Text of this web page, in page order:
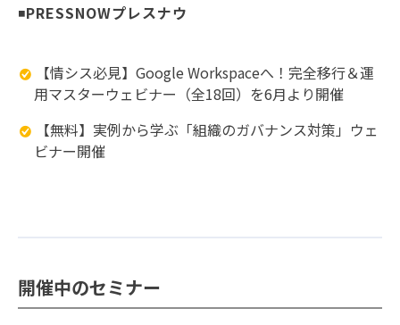
◾️PRESSNOWプレスナウ
【情シス必見】Google Workspaceへ！完全移行＆運
用マスターウェビナー（全18回）を6月より開催
【無料】実例から学ぶ「組織のガバナンス対策」ウェ
ビナー開催
開催中のセミナー